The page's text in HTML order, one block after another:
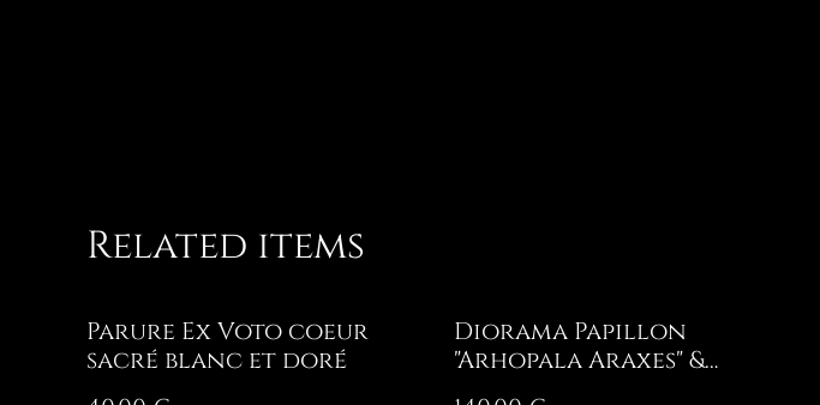
Related items
Parure Ex Voto coeur
sacré blanc et doré
Diorama Papillon
"Arhopala Araxes" &